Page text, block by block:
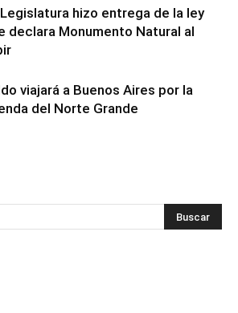
hizo entrega de la ley
declara Monumento Natural al
viajará a Buenos Aires por la
del Norte Grande